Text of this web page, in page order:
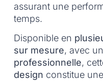
assurant une
temps.
Disponible en
sur mesure, avec
professionnelle,
design constitue